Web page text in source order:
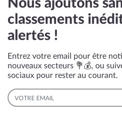
Nous ajoutons
classements
alertés !
Entrez votre email pour être
nouveaux secteurs 💐💰, ou
sociaux pour rester au courant.
EMAIL